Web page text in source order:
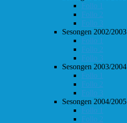
Follo 1
Follo 2
Follo 3
Sesongen 2002/2003
Follo 1
Follo 2
Follo 3
Sesongen 2003/2004
Follo 1
Follo 2
Follo 3
Sesongen 2004/2005
Follo 1
Follo 2